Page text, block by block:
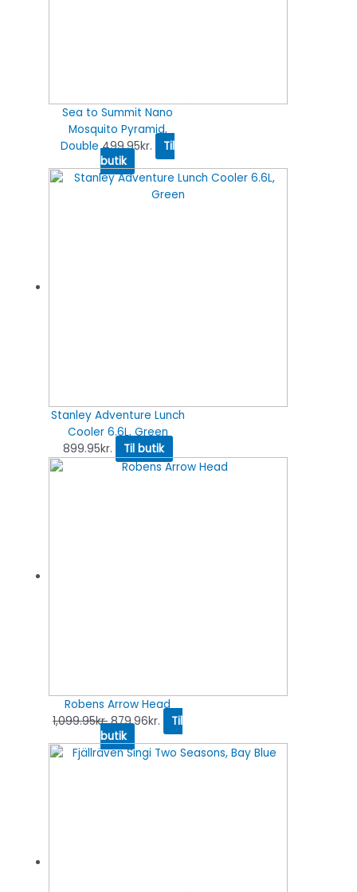
Sea to Summit Nano
Mosquito Pyramid,
Double 499.95kr.
Til
butik
Stanley Adventure Lunch
Cooler 6.6L, Green
899.95kr. Til butik
Robens Arrow Head
1,099.95kr. 879.96kr.
Til
butik